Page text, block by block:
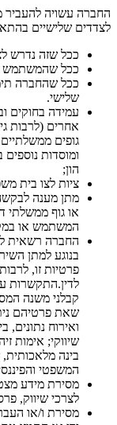
החברה עשויה להעביר
לצדדים שלישיים
ככל שזה נדרש
ככל שהמשתמש
ככל שהחברה
שלישי.
עמידה בחוקים
אחרים (לרבות
גופים
ומוסדות
הון;
ציות לצו בית
מתן מענה
או גוף ממשלתי
המשתמש או
החברה רשאית
בנוגע למתן
פרטיות זו,
לדין.התקשרות
קבלני משנה
שאת פרטיהם
ואירוח נתונים,
שיווקי; אימות
בינה מלאכותית,
המשפטי
מסירת מידע
לצרכי שיווק,
מסירת ו/או